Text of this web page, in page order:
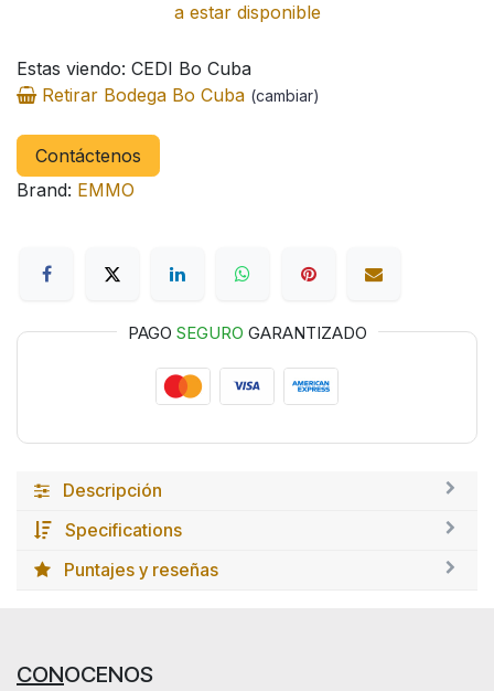
a estar disponible
Estas viendo: CEDI Bo Cuba
Retirar Bodega Bo Cuba (cambiar)
Contáctenos
Brand: EMMO
PAGO SEGURO GARANTIZADO
Descripción
Specifications
Puntajes y reseñas
CONOCENOS